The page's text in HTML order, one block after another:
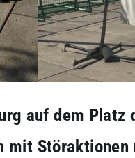
auf dem Platz